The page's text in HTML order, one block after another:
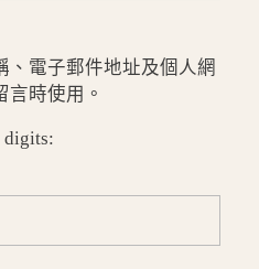
、電子郵件地址及個人網
言時使用。
digits: